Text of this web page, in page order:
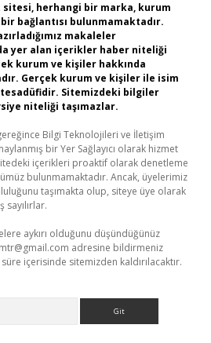
herhangi bir marka, kurum
bağlantısı bulunmamaktadır.
makaleler
yer alan içerikler haber niteliği
kurum ve kişiler hakkında
Gerçek kurum ve kişiler ile isim
Sitemizdeki bilgiler
niteliği taşımazlar.
Bilgi Teknolojileri ve İletişim
bir Yer Sağlayıcı olarak hizmet
içerikleri proaktif olarak denetleme
bulunmamaktadır. Ancak, üyelerimiz
taşımakta olup, siteye üye olarak
aykırı olduğunu düşündüğünüz
adresine bildirmeniz
içerisinde sitemizden kaldırılacaktır.